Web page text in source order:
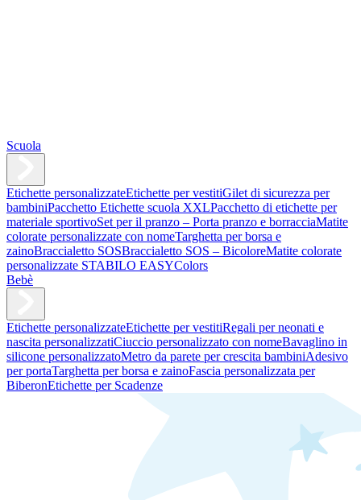
Scuola
Etichette personalizzateEtichette per vestitiGilet di sicurezza per
bambiniPacchetto Etichette scuola XXLPacchetto di etichette per
materiale sportivoSet per il pranzo – Porta pranzo e borracciaMatite
colorate personalizzate con nomeTarghetta per borsa e
zainoBraccialetto SOSBraccialetto SOS – BicoloreMatite colorate
personalizzate STABILO EASYColors
Bebè
Etichette personalizzateEtichette per vestitiRegali per neonati e
nascita personalizzatiCiuccio personalizzato con nomeBavaglino in
silicone personalizzatoMetro da parete per crescita bambiniAdesivo
per portaTarghetta per borsa e zainoFascia personalizzata per
BiberonEtichette per Scadenze